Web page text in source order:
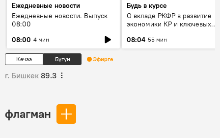
Ежедневные новости
Ежедневные новости. Выпуск
08:00
08:00 4 мин
Будь в курсе
О вкладе РКФР в развитие
экономики КР и ключевых
08:04 55 мин
Кечээ Бүгүн Эфирге
г. Бишкек 89.3
флагман